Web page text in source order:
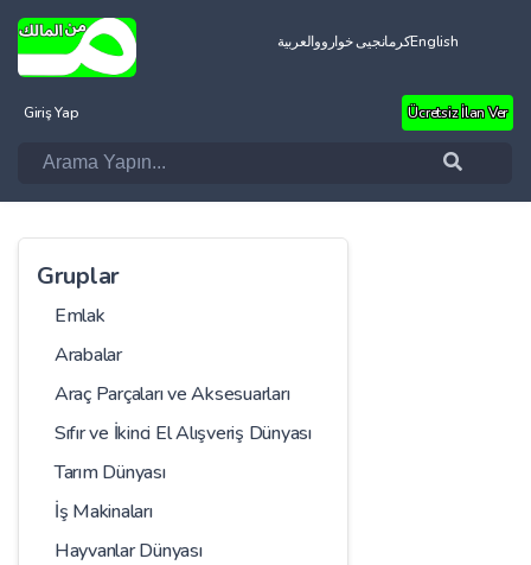
العربيةکرمانجیی خوارووEnglish
Giriş Yap Ücretsiz İlan Ver
Gruplar
Emlak
Arabalar
Araç Parçaları ve Aksesuarları
Sıfır ve İkinci El Alışveriş Dünyası
Tarım Dünyası
İş Makinaları
Hayvanlar Dünyası